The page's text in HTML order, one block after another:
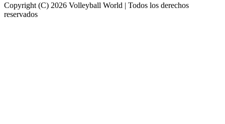
Copyright (C) 2026 Volleyball World | Todos los derechos
reservados